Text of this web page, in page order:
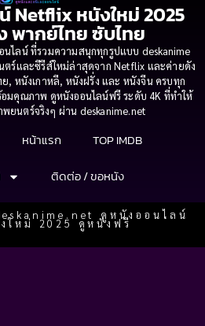
Netflix หนังใหม่ 2025
พากย์ไทย ซับไทย
ไลน์ ที่รวมความสนุกทุกรูปแบบ deskanime
ร์และซีรีส์ใหม่ล่าสุดจาก Netflix และค่ายดัง
, หนังเกาหลี, หนังฝรั่ง และ หนังจีน ครบทุก
มคุณภาพ ดูหนังออนไลน์ฟรี ระดับ 4K ที่ทำให้
พยนตร์จริงๆ ผ่าน deskanime.net
หน้าแรก
TOP IMDB
ติดต่อ / ขอหนัง
ดูหนังออนไลน์
ใหม่ 2025 ดูหนังฟรี